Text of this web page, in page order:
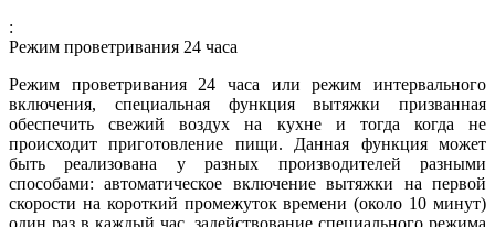
:
Режим проветривания 24 часа
Режим проветривания 24 часа или режим интервального
включения, специальная функция вытяжки призванная
обеспечить свежий воздух на кухне и тогда когда не
происходит приготовление пищи. Данная функция может
быть реализована у разных производителей разными
способами: автоматическое включение вытяжки на первой
скорости на короткий промежуток времени (около 10 минут)
один раз в каждый час, задействование специального режима